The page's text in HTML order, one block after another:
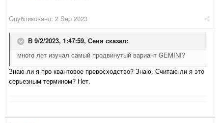
Опубликовано: 2 Sep 2023
В 9/2/2023, 1:47:59, Сеня сказал:
много лет изучал самый продвинутый вариант GEMINI?
Знаю ли я про квантовое превосходство? Знаю. Считаю ли я это
серьезным термином? Нет.